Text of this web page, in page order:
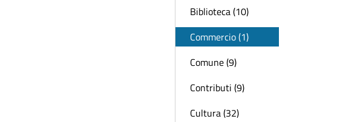
Biblioteca (10)
Commercio (1)
Comune (9)
Contributi (9)
Cultura (32)